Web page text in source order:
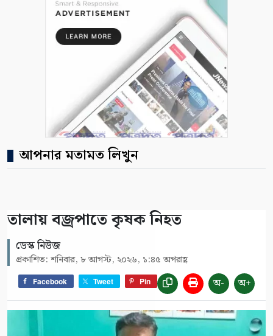
আপনার মতামত লিখুন
তালায় বজ্রপাতে কৃষক নিহত
ডেস্ক নিউজ
প্রকাশিত: শনিবার, ৮ আগস্ট, ২০২৬, ১:৪৫ অপরাহ্ণ
Facebook Tweet Pin অ- অ+